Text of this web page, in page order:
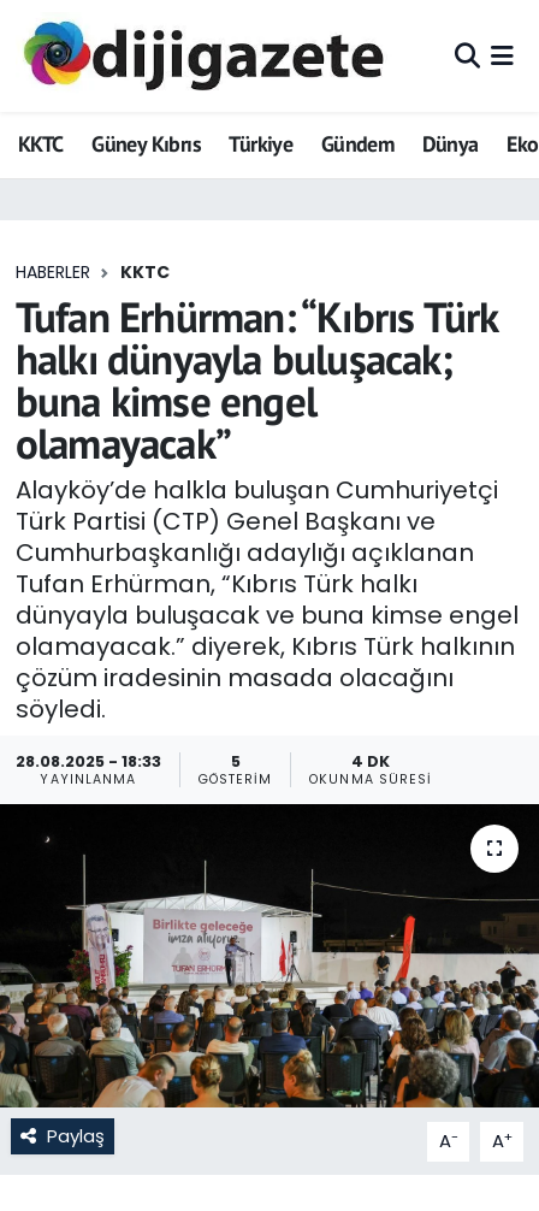
KKTC Güney Kıbrıs Türkiye Gündem Dünya
HABERLER KKTC
Tufan Erhürman: “Kıbrıs Türk
halkı dünyayla buluşacak;
buna kimse engel
olamayacak”
Alayköy’de halkla buluşan Cumhuriyetçi
Türk Partisi (CTP) Genel Başkanı ve
Cumhurbaşkanlığı adaylığı açıklanan
Tufan Erhürman, “Kıbrıs Türk halkı
dünyayla buluşacak ve buna kimse engel
olamayacak.” diyerek, Kıbrıs Türk halkının
çözüm iradesinin masada olacağını
söyledi.
28.08.2025 - 18:33
YAYINLANMA
5
GÖSTERIM
4 DK
OKUNMA SÜRESI
Paylaş A- A+
ADVERTORIAL
Dijigazete
Eğitim
Ekonomi
Foto Galeri
GEZİ
Güncel
Gündem
KKTC
KKTC YEREL SEÇİM 2018
Kültür Sanat
Nöbetçi Eczaneler
Otomobil Dünyası
Politika
SAĞLIK
Hava Durumu
Trafik Durumu
Tüm Manşetler
Son Dakika Haberleri
Haber Arşivi